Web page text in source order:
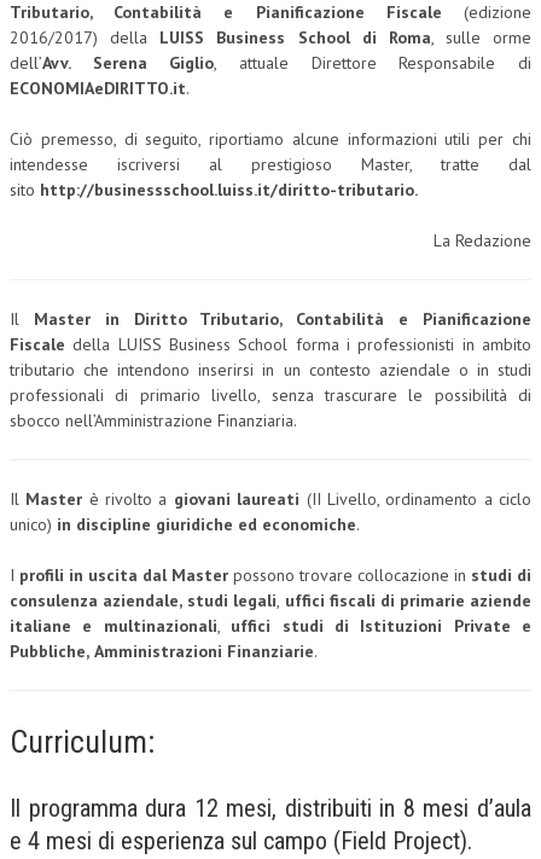
COLLABORA CON NOI
ECONOMIA
CORPORATE SOCIAL RESPONSIBILITY
RISORSE UMANE
TREASURY IN FINANCIAL SERVICES
SVILUPPO SOSTENIBILE
PERSONA E CITTÀ
L’UMANISTA
DIRITTO
DIRITTO DELLE IMPRESE IN CRISI
CRIMINOLOGIA E CRIMINALISTICA
Tributario, Contabilità e Pianificazione Fiscale (edizione
2016/2017) della LUISS Business School di Roma, sulle orme
dell’Avv. Serena Giglio, attuale Direttore Responsabile di
ECONOMIAeDIRITTO.it.
Ciò premesso, di seguito, riportiamo alcune informazioni utili per chi
intendesse iscriversi al prestigioso Master, tratte dal
sito http://businessschool.luiss.it/diritto-tributario.
La Redazione
Il Master in Diritto Tributario, Contabilità e Pianificazione
Fiscale della LUISS Business School forma i professionisti in ambito
tributario che intendono inserirsi in un contesto aziendale o in studi
professionali di primario livello, senza trascurare le possibilità di
sbocco nell’Amministrazione Finanziaria.
Il Master è rivolto a giovani laureati (II Livello, ordinamento a ciclo
unico) in discipline giuridiche ed economiche.
I profili in uscita dal Master possono trovare collocazione in studi di
consulenza aziendale, studi legali, uffici fiscali di primarie aziende
italiane e multinazionali, uffici studi di Istituzioni Private e
Pubbliche, Amministrazioni Finanziarie.
Curriculum:
Il programma dura 12 mesi, distribuiti in 8 mesi d’aula
e 4 mesi di esperienza sul campo (Field Project).